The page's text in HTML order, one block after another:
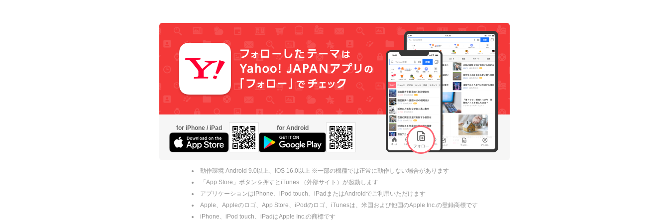
for iPhone / iPad for Android
動作環境 Android 9.0以上、iOS 16.0以上 ※一部の機種では正常に動作しない場合があります
「App Store」ボタンを押すとiTunes （外部サイト）が起動します
アプリケーションはiPhone、iPod touch、iPadまたはAndroidでご利用いただけます
Apple、Appleのロゴ、App Store、iPodのロゴ、iTunesは、米国および他国のApple Inc.の登録商標です
iPhone、iPod touch、iPadはApple Inc.の商標です